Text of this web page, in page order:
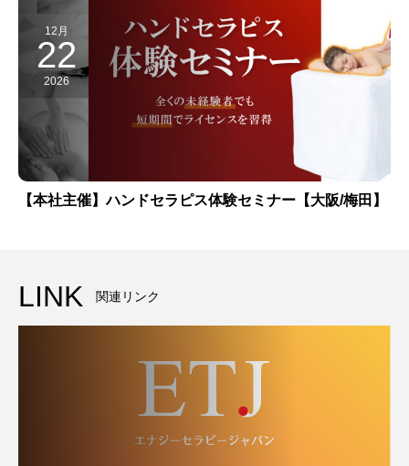
12月
22
2026
【本社主催】ハンドセラピス体験セミナー【大阪/梅田】
LINK 関連リンク